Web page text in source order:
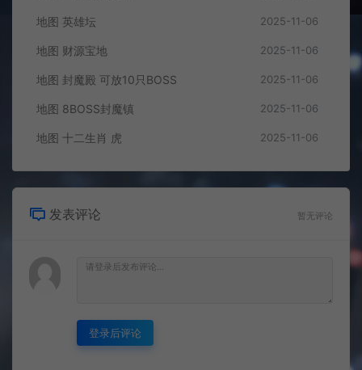
地图 英雄坛 2025-11-06
地图 财源宝地 2025-11-06
地图 封魔殿 可放10只BOSS 2025-11-06
地图 8BOSS封魔镇 2025-11-06
地图 十二生肖 虎 2025-11-06
发表评论 暂无评论
登录后评论